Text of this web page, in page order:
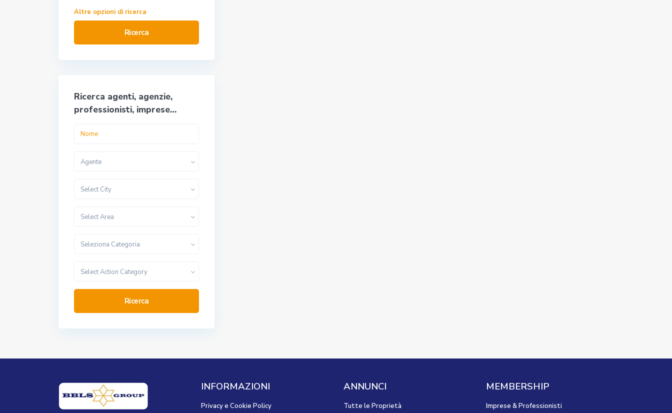
Altre opzioni di ricerca
Ricerca
Ricerca agenti, agenzie,
professionisti, imprese…
Agente
Select City
Select Area
Seleziona Categoria
Select Action Category
Ricerca
INFORMAZIONI
Privacy e Cookie Policy
ANNUNCI
Tutte le Proprietà
MEMBERSHIP
Imprese & Professionisti